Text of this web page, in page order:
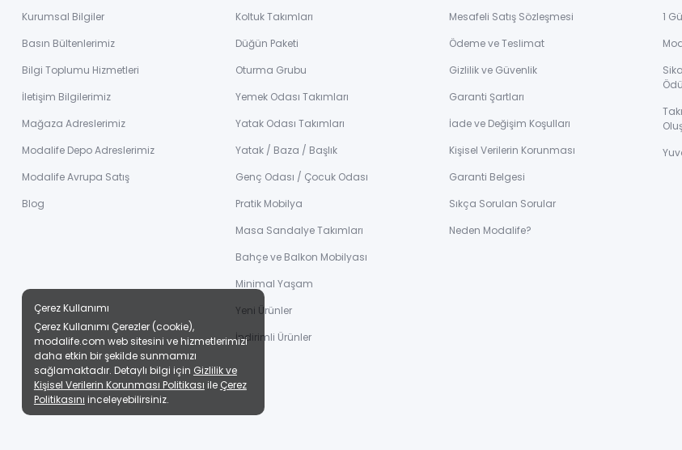
Kurumsal Bilgiler
Basın Bültenlerimiz
Bilgi Toplumu Hizmetleri
İletişim Bilgilerimiz
Mağaza Adreslerimiz
Modalife Depo Adreslerimiz
Modalife Avrupa Satış
Blog
Koltuk Takımları
Düğün Paketi
Oturma Grubu
Yemek Odası Takımları
Yatak Odası Takımları
Yatak / Baza / Başlık
Genç Odası / Çocuk Odası
Pratik Mobilya
Masa Sandalye Takımları
Bahçe ve Balkon Mobilyası
Minimal Yaşam
Yeni Ürünler
İndirimli Ürünler
Mesafeli Satış Sözleşmesi
Ödeme ve Teslimat
Gizlilik ve Güvenlik
Garanti Şartları
İade ve Değişim Koşulları
Kişisel Verilerin Korunması
Garanti Belgesi
Sıkça Sorulan Sorular
Neden Modalife?
1
Çerez Kullanımı
Çerez Kullanımı Çerezler (cookie),
modalife.com web sitesini ve hizmetlerimizi
daha etkin bir şekilde sunmamızı
sağlamaktadır. Detaylı bilgi için Gizlilik ve
Kişisel Verilerin Korunması Politikası ile Çerez
Politikasını inceleyebilirsiniz.